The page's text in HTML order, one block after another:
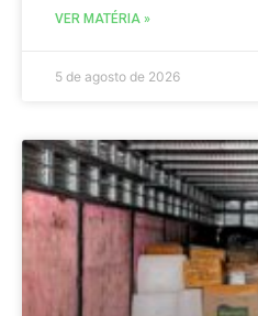
VER MATÉRIA »
5 de agosto de 2026